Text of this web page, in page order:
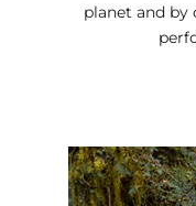
planet and by